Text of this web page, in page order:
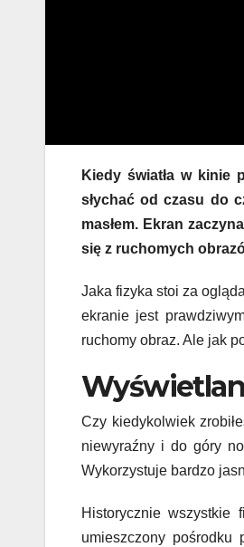
Kiedy światła w kinie
słychać od czasu do
masłem. Ekran
się z ruchomych
Jaka fizyka stoi za
ekranie jest
ruchomy obraz. Ale jak
Czy kiedykolwiek
niewyraźny i do góry
Wykorzystuje bardzo
Historycznie wszystkie
umieszczony pośrodku